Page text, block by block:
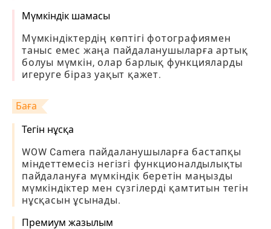
Мүмкіндік шамасы
Мүмкіндіктердің көптігі фотографиямен
таныс емес жаңа пайдаланушыларға артық
болуы мүмкін, олар барлық функцияларды
игеруге біраз уақыт қажет.
Баға
Тегін нұсқа
WOW Camera пайдаланушыларға бастапқы
міндеттемесіз негізгі функционалдылықты
пайдалануға мүмкіндік беретін маңызды
мүмкіндіктер мен сүзгілерді қамтитын тегін
нұсқасын ұсынады.
Премиум жазылым